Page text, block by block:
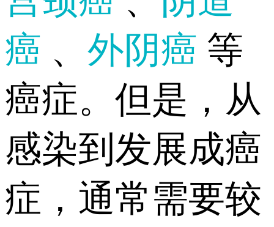
癌 、 外阴癌 等
癌症。但是，从
感染到发展成癌
症，通常需要较